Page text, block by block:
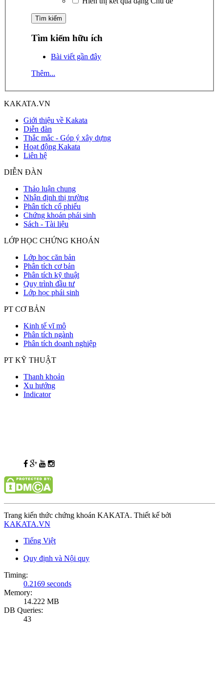
Tìm kiếm hữu ích
Bài viết gần đây
Thêm...
KAKATA.VN
Giới thiệu về Kakata
Diễn đàn
Thắc mắc - Góp ý xây dựng
Hoạt động Kakata
Liên hệ
DIỄN ĐÀN
Thảo luận chung
Nhận định thị trường
Phân tích cổ phiếu
Chứng khoán phái sinh
Sách - Tài liệu
LỚP HỌC CHỨNG KHOÁN
Lớp học căn bản
Phân tích cơ bản
Phân tích kỹ thuật
Quy trình đầu tư
Lớp học phái sinh
PT CƠ BẢN
Kinh tế vĩ mô
Phân tích ngành
Phân tích doanh nghiệp
PT KỸ THUẬT
Thanh khoản
Xu hướng
Indicator
Trang kiến thức chứng khoán KAKATA. Thiết kế bởi
KAKATA.VN
Tiếng Việt
Quy định và Nội quy
Timing:
0.2169 seconds
Memory:
14.222 MB
DB Queries:
43